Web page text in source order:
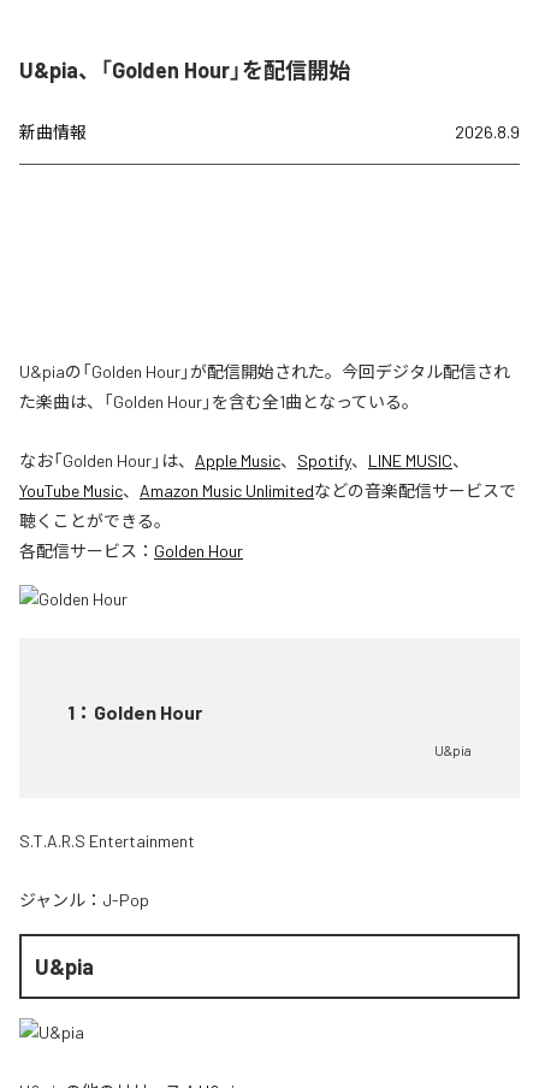
U&pia、「Golden Hour」を配信開始
新曲情報 2026.8.9
U&piaの「Golden Hour」が配信開始された。今回デジタル配信され
た楽曲は、「Golden Hour」を含む全1曲となっている。
なお「Golden Hour」は、 Apple Music、 Spotify、 LINE MUSIC、
YouTube Music、 Amazon Music Unlimitedなどの音楽配信サービスで
聴くことができる。
各配信サービス： Golden Hour
1 ： Golden Hour
U&pia
S.T.A.R.S Entertainment
ジャンル： J-Pop
U&pia